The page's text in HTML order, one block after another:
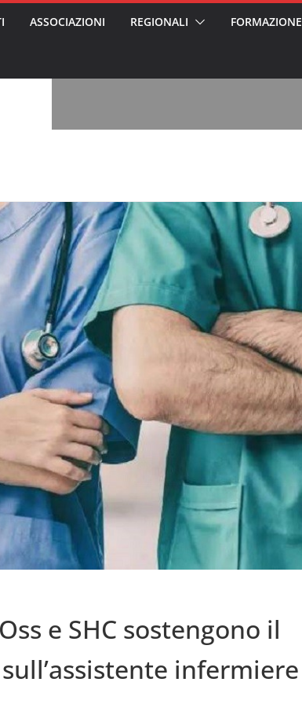
pubblico
sanitari
tutto quello
su
Chi ci perde?
per gli oss?”
ASSOCIAZIONI REGIONALI FORMAZIONE
e SHC sostengono il
infermiere